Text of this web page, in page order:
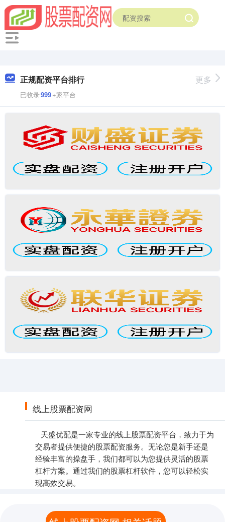
正规配资平台排行
已收录999+家平台
更多
线上股票配资网
天盛优配是一家专业的线上股票配资平台，致力于为
交易者提供便捷的股票配资服务。无论您是新手还是
经验丰富的操盘手，我们都可以为您提供灵活的股票
杠杆方案。通过我们的股票杠杆软件，您可以轻松实
现高效交易。